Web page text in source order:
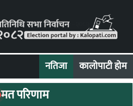
नतिजा कालोपाटी होम
मत परिणाम